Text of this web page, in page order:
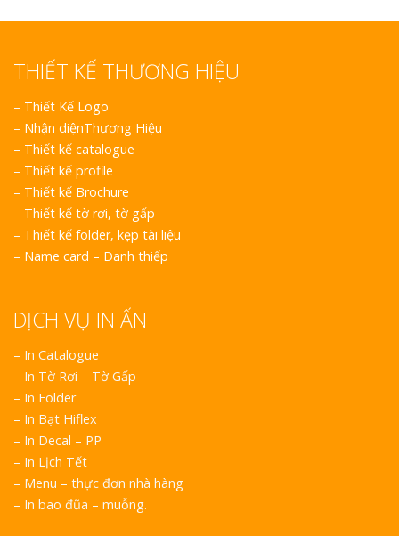
THIẾT KẾ THƯƠNG HIỆU
– Thiết Kế Logo
– Nhận diệnThương Hiệu
– Thiết kế catalogue
– Thiết kế profile
– Thiết kế Brochure
– Thiết kế tờ rơi, tờ gấp
– Thiết kế folder, kẹp tài liệu
– Name card – Danh thiếp
DỊCH VỤ IN ẤN
– In Catalogue
– In Tờ Rơi – Tờ Gấp
– In Folder
– In Bạt Hiflex
– In Decal – PP
– In Lịch Tết
– Menu – thực đơn nhà hàng
– In bao đũa – muỗng.